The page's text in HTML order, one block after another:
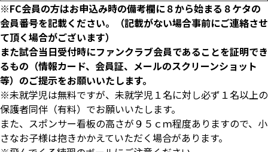
※FC会員の方はお申込み時の備考欄に８から始まる８ケタの
会員番号を記載ください。（記載がない場合事前にご連絡させ
て頂く場合がございます）
また試合当日受付時にファンクラブ会員であることを証明でき
るもの（情報カード、会員証、メールのスクリーンショット
等）のご提示をお願いいたします。
※未就学児は無料ですが、未就学児１名に対し必ず１名以上の
保護者同伴（有料）でお願いいたします。
また、スポンサー看板の高さが９５ｃｍ程度ありますので、小
さなお子様は抱きかかえていただく場合があります。